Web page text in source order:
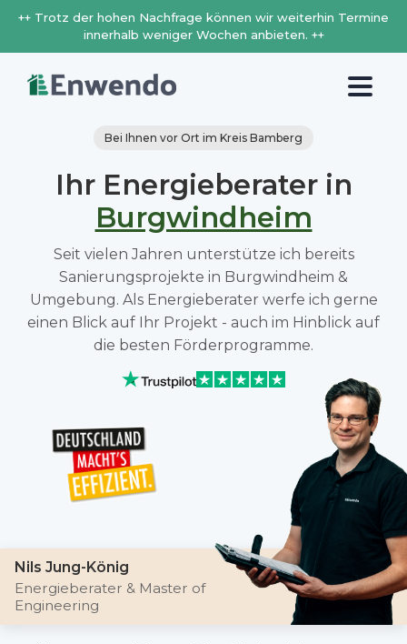
++ Trotz der hohen Nachfrage können wir weiterhin Termine
innerhalb weniger Wochen anbieten. ++
Bei Ihnen vor Ort im Kreis Bamberg
Ihr Energieberater in
Burgwindheim
Seit vielen Jahren unterstütze ich bereits
Sanierungsprojekte in Burgwindheim &
Umgebung. Als Energieberater werfe ich gerne
einen Blick auf Ihr Projekt - auch im Hinblick auf
die besten Förderprogramme.
Nils Jung-König
Energieberater & Master of
Engineering